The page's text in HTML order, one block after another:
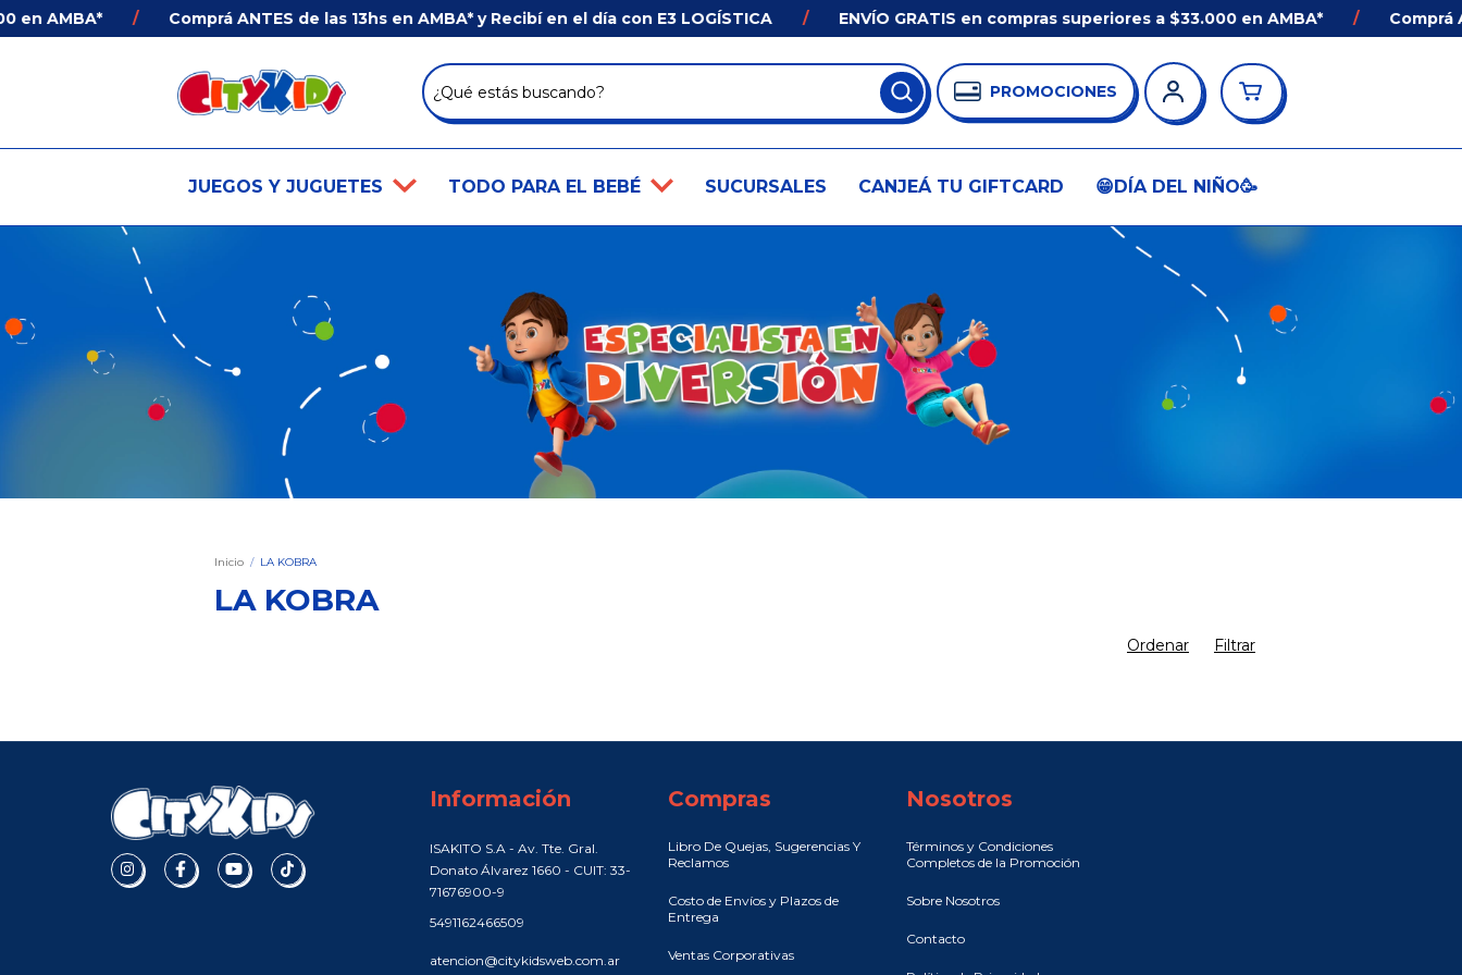
AMBA* Comprá ANTES de las 13hs en AMBA* y Recibí en el día con E3 LOGÍSTICA ENVÍO GRATIS en compras superiores a $33.000 en AMBA* Comprá
PROMOCIONES
JUEGOS Y JUGUETES TODO PARA EL BEBÉ SUCURSALES CANJEÁ TU GIFTCARD 😁DÍA DEL NIÑO🥳
Inicio / LA KOBRA
LA KOBRA
Ordenar Filtrar
Información
ISAKITO S.A - Av. Tte. Gral.
Donato Álvarez 1660 - CUIT: 33-
71676900-9
5491162466509
atencion@citykidsweb.com.ar
Compras
Libro De Quejas, Sugerencias Y
Reclamos
Costo de Envíos y Plazos de
Entrega
Ventas Corporativas
Nosotros
Términos y Condiciones
Completos de la Promoción
Sobre Nosotros
Contacto